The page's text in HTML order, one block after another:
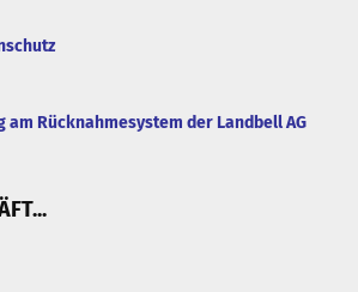
Rücknahmesystem der Landbell AG